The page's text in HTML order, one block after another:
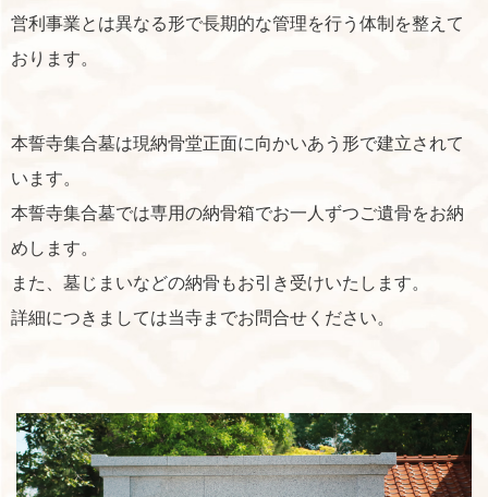
営利事業とは異なる形で長期的な管理を行う体制を整えて
おります。
本誓寺集合墓は現納骨堂正面に向かいあう形で建立されて
います。
本誓寺集合墓では専用の納骨箱でお一人ずつご遺骨をお納
めします。
また、墓じまいなどの納骨もお引き受けいたします。
詳細につきましては当寺までお問合せください。